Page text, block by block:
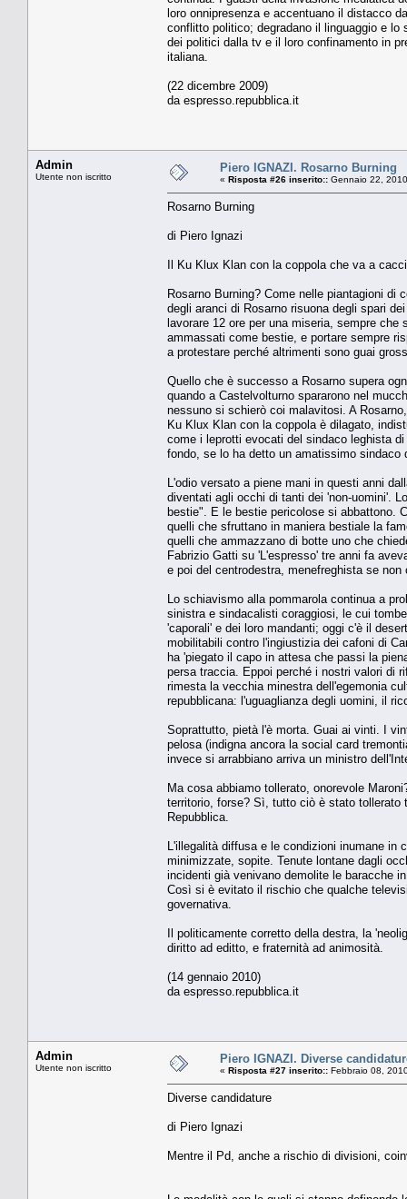
loro onnipresenza e accentuano il distacco
conflitto politico; degradano il linguaggio e
dei politici dalla tv e il loro confinamento in
italiana.
(22 dicembre 2009)
da espresso.repubblica.it
Admin
Utente non iscritto
Piero IGNAZI. Rosarno Burning
« Risposta #26 inserito:: Gennaio 22,
Rosarno Burning
di Piero Ignazi
Il Ku Klux Klan con la coppola che va a
Rosarno Burning? Come nelle piantagioni
degli aranci di Rosarno risuona degli spari
lavorare 12 ore per una miseria, sempre
ammassati come bestie, e portare sempre
a protestare perché altrimenti sono guai
Quello che è successo a Rosarno supera
quando a Castelvolturno spararono nel
nessuno si schierò coi malavitosi. A
Ku Klux Klan con la coppola è dilagato,
come i leprotti evocati del sindaco leghista
fondo, se lo ha detto un amatissimo
L'odio versato a piene mani in questi anni
diventati agli occhi di tanti dei 'non-uomini'.
bestie". E le bestie pericolose si abbattono.
quelli che sfruttano in maniera bestiale la
quelli che ammazzano di botte uno che
Fabrizio Gatti su 'L'espresso' tre anni fa
e poi del centrodestra, menefreghista se
Lo schiavismo alla pommarola continua a
sinistra e sindacalisti coraggiosi, le cui
'caporali' e dei loro mandanti; oggi c'è il
mobilitabili contro l'ingiustizia dei cafoni di
ha 'piegato il capo in attesa che passi la
persa traccia. Eppoi perché i nostri valori di
rimesta la vecchia minestra dell'egemonia
repubblicana: l'uguaglianza degli uomini, il
Soprattutto, pietà l'è morta. Guai ai vinti. I
pelosa (indigna ancora la social card
invece si arrabbiano arriva un ministro
Ma cosa abbiamo tollerato, onorevole
territorio, forse? Sì, tutto ciò è stato tollerato
Repubblica.
L'illegalità diffusa e le condizioni inumane in
minimizzate, sopite. Tenute lontane dagli
incidenti già venivano demolite le baracche
Così si è evitato il rischio che qualche
governativa.
Il politicamente corretto della destra, la
diritto ad editto, e fraternità ad animosità.
(14 gennaio 2010)
da espresso.repubblica.it
Admin
Utente non iscritto
Piero IGNAZI. Diverse
« Risposta #27 inserito:: Febbraio 08,
Diverse candidature
di Piero Ignazi
Mentre il Pd, anche a rischio di divisioni,